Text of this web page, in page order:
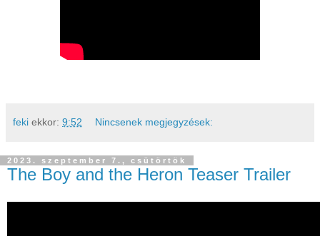
feki ekkor: 9:52 Nincsenek megjegyzések:
2023. szeptember 7., csütörtök
The Boy and the Heron Teaser Trailer